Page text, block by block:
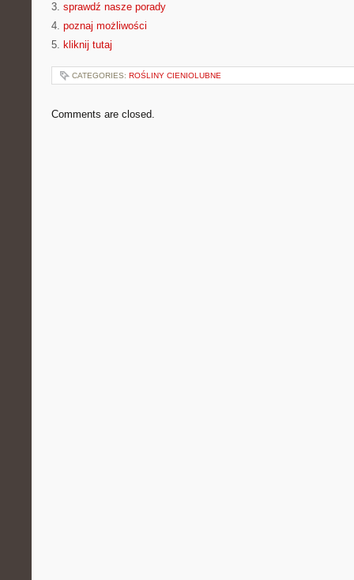
3. sprawdź nasze porady
4. poznaj możliwości
5. kliknij tutaj
CATEGORIES: ROŚLINY CIENIOLUBNE
Comments are closed.